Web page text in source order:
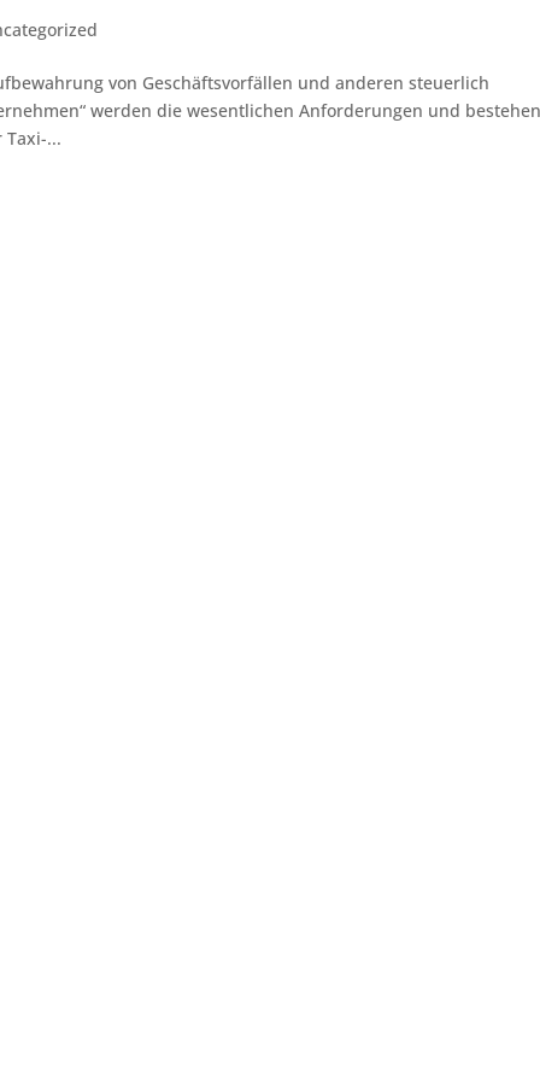
von Geschäftsvorfällen und anderen steuerlich
werden die wesentlichen Anforderungen und
...